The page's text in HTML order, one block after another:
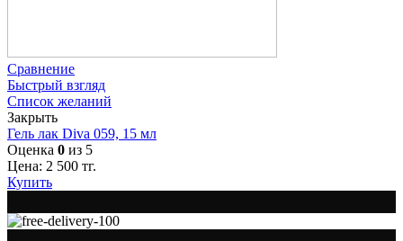
Сравнение
Быстрый взгляд
Список желаний
Закрыть
Гель лак Diva 059, 15 мл
Оценка 0 из 5
Цена: 2 500 тг.
Купить